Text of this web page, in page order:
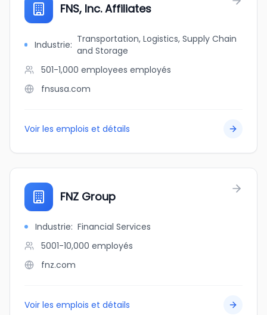
FNS, Inc. Affiliates
Industrie: Transportation, Logistics, Supply Chain
and Storage
501-1,000 employees employés
fnsusa.com
Voir les emplois et détails
FNZ Group
Industrie: Financial Services
5001-10,000 employés
fnz.com
Voir les emplois et détails